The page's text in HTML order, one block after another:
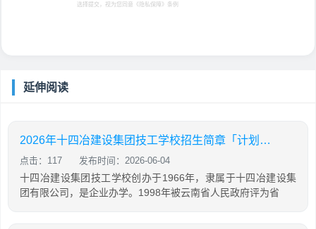
选择提交，视为您同意 《隐私保障》 条例
延伸阅读
2026年十四冶建设集团技工学校招生简章「计划内招生」
点击：117 发布时间：2026-06-04
十四冶建设集团技工学校创办于1966年，隶属于十四冶建设集
团有限公司，是企业办学。1998年被云南省人民政府评为省